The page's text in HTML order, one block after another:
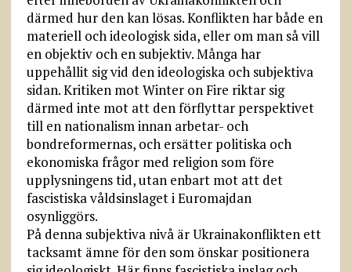
därmed hur den kan lösas. Konflikten har både en
materiell och ideologisk sida, eller om man så vill
en objektiv och en subjektiv. Många har
uppehållit sig vid den ideologiska och subjektiva
sidan. Kritiken mot Winter on Fire riktar sig
därmed inte mot att den förflyttar perspektivet
till en nationalism innan arbetar- och
bondreformernas, och ersätter politiska och
ekonomiska frågor med religion som före
upplysningens tid, utan enbart mot att det
fascistiska våldsinslaget i Euromajdan
osynliggörs.
På denna subjektiva nivå är Ukrainakonflikten ett
tacksamt ämne för den som önskar positionera